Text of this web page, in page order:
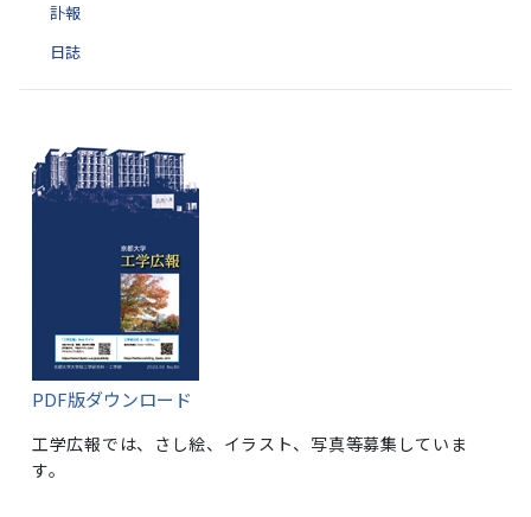
訃報
日誌
PDF版ダウンロード
工学広報では、さし絵、イラスト、写真等募集していま
す。